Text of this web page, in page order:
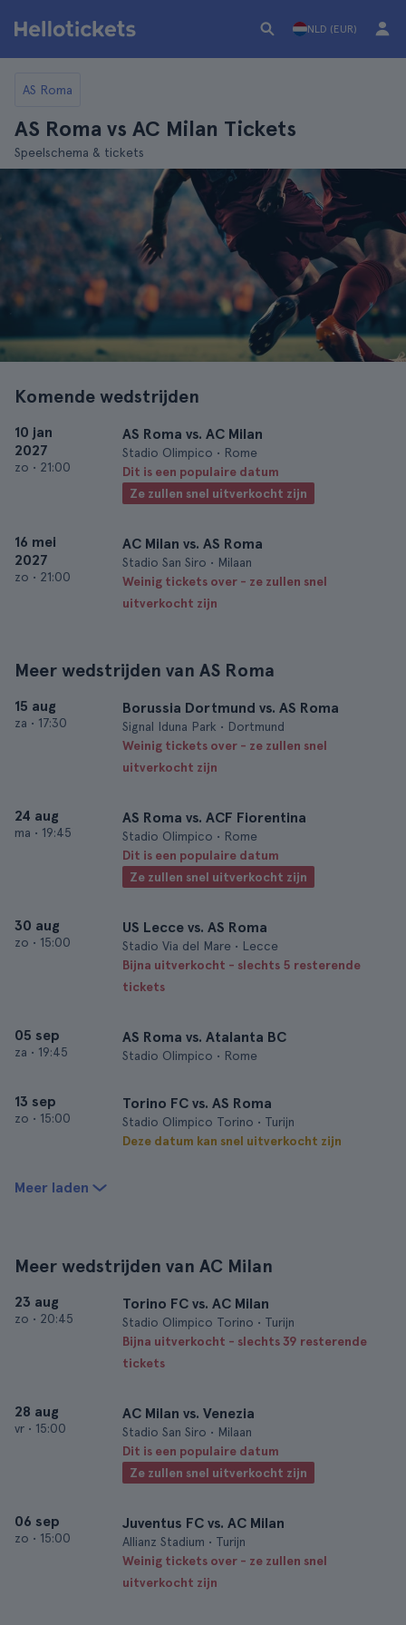
NLD (EUR)
AS Roma
AS Roma vs AC Milan Tickets
Speelschema & tickets
Komende wedstrijden
10 jan
2027
zo • 21:00
AS Roma vs. AC Milan
Stadio Olimpico • Rome
Dit is een populaire datum
Ze zullen snel uitverkocht zijn
16 mei
2027
zo • 21:00
AC Milan vs. AS Roma
Stadio San Siro • Milaan
Weinig tickets over - ze zullen snel
uitverkocht zijn
Meer wedstrijden van AS Roma
15 aug
za • 17:30
Borussia Dortmund vs. AS Roma
Signal Iduna Park • Dortmund
Weinig tickets over - ze zullen snel
uitverkocht zijn
24 aug
ma • 19:45
AS Roma vs. ACF Fiorentina
Stadio Olimpico • Rome
Dit is een populaire datum
Ze zullen snel uitverkocht zijn
30 aug
zo • 15:00
US Lecce vs. AS Roma
Stadio Via del Mare • Lecce
Bijna uitverkocht - slechts 5 resterende
tickets
05 sep
za • 19:45
AS Roma vs. Atalanta BC
Stadio Olimpico • Rome
13 sep
zo • 15:00
Torino FC vs. AS Roma
Stadio Olimpico Torino • Turijn
Deze datum kan snel uitverkocht zijn
Meer laden
Meer wedstrijden van AC Milan
23 aug
zo • 20:45
Torino FC vs. AC Milan
Stadio Olimpico Torino • Turijn
Bijna uitverkocht - slechts 39 resterende
tickets
28 aug
vr • 15:00
AC Milan vs. Venezia
Stadio San Siro • Milaan
Dit is een populaire datum
Ze zullen snel uitverkocht zijn
06 sep
zo • 15:00
Juventus FC vs. AC Milan
Allianz Stadium • Turijn
Weinig tickets over - ze zullen snel
uitverkocht zijn